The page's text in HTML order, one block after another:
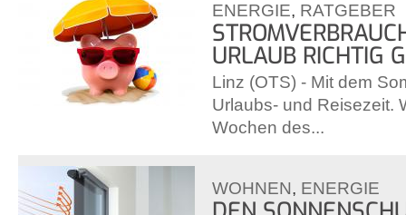
ENERGIE, RATGEBER
URLAUB RICHTIG
Linz (OTS) - Mit dem
Urlaubs- und Reisezeit.
Wochen des...
WOHNEN, ENERGIE